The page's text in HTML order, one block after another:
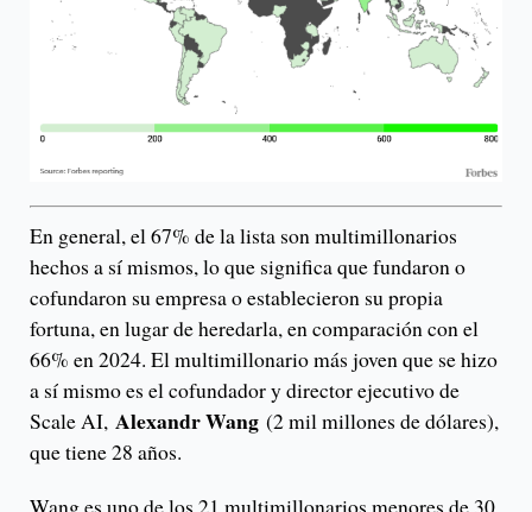
En general, el 67% de la lista son multimillonarios
hechos a sí mismos, lo que significa que fundaron o
cofundaron su empresa o establecieron su propia
fortuna, en lugar de heredarla, en comparación con el
66% en 2024. El multimillonario más joven que se hizo
a sí mismo es el cofundador y director ejecutivo de
Scale AI, Alexandr Wang (2 mil millones de dólares),
que tiene 28 años.
Wang es uno de los 21 multimillonarios menores de 30